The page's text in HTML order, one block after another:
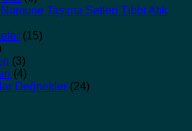
Taşıma Setleri Tıbbi Atık
(15)
(3)
(4)
Değnekler (24)